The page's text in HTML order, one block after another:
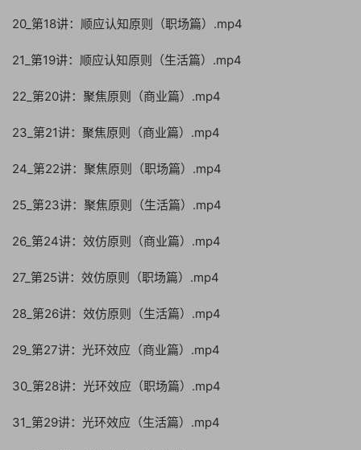
20_第18讲：顺应认知原则（职场篇）.mp4
21_第19讲：顺应认知原则（生活篇）.mp4
22_第20讲：聚焦原则（商业篇）.mp4
23_第21讲：聚焦原则（商业篇）.mp4
24_第22讲：聚焦原则（职场篇）.mp4
25_第23讲：聚焦原则（生活篇）.mp4
26_第24讲：效仿原则（商业篇）.mp4
27_第25讲：效仿原则（职场篇）.mp4
28_第26讲：效仿原则（生活篇）.mp4
29_第27讲：光环效应（商业篇）.mp4
30_第28讲：光环效应（职场篇）.mp4
31_第29讲：光环效应（生活篇）.mp4